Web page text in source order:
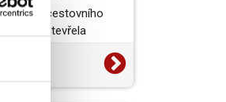
cestovního
otevřela
Challenge,…